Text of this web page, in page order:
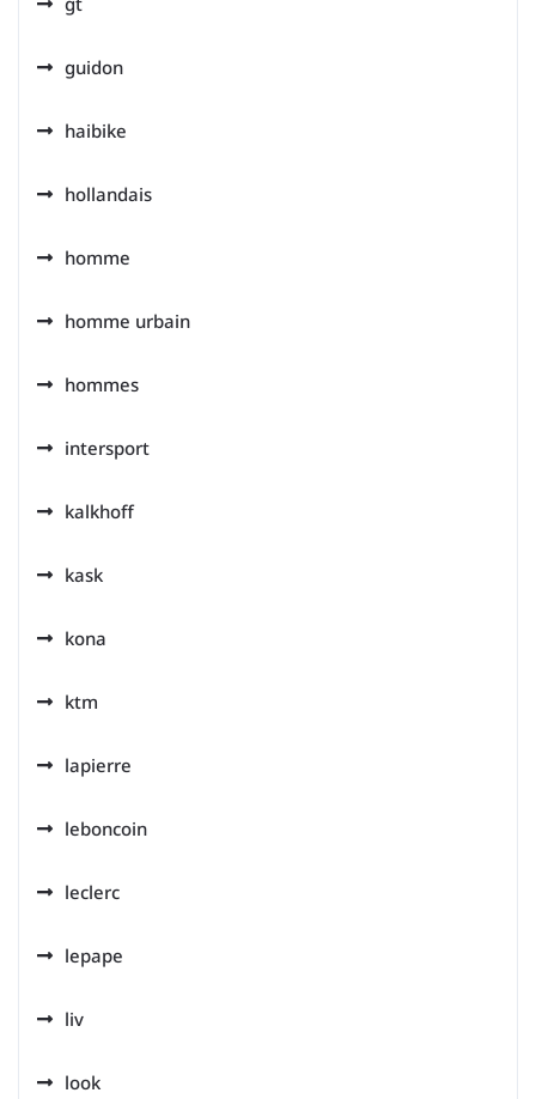
guidon
haibike
hollandais
homme
homme urbain
hommes
intersport
kalkhoff
kask
kona
ktm
lapierre
leboncoin
leclerc
lepape
liv
look